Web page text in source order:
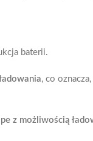
baterii.
, co
z możliwością